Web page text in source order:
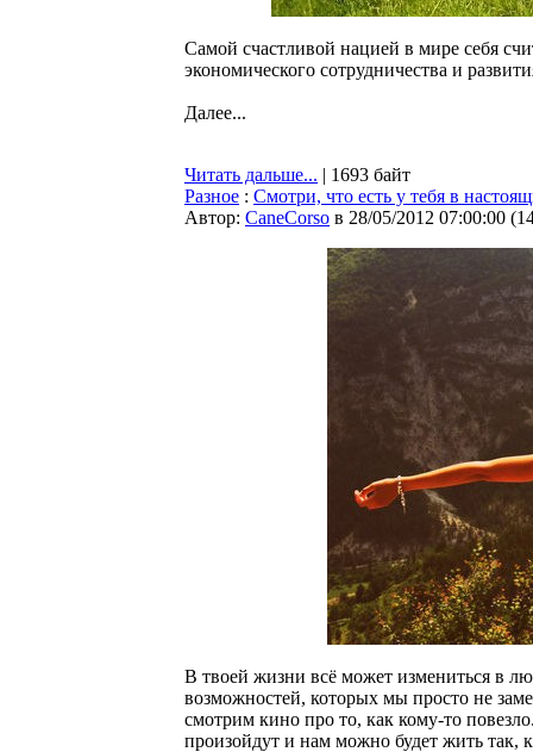
Самой счастливой нацией в мире себя
экономического сотрудничества и
Далее...
Читать дальше... | 1693 байт
Разное : Смотри, что есть у тебя в
Автор: CaneCorso в 28/05/2012 07:00:00 (
В твоей жизни всё может измениться в
возможностей, которых мы просто не
смотрим кино про то, как кому-то
произойдут и нам можно будет жить так,